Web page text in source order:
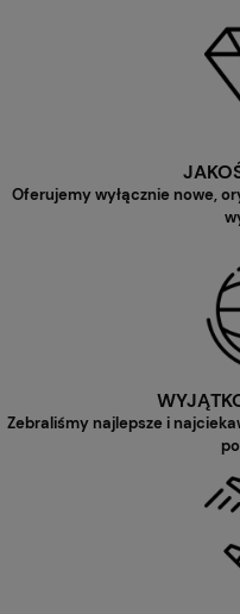
Oferujemy wyłącznie nowe,
Zebraliśmy najlepsze i